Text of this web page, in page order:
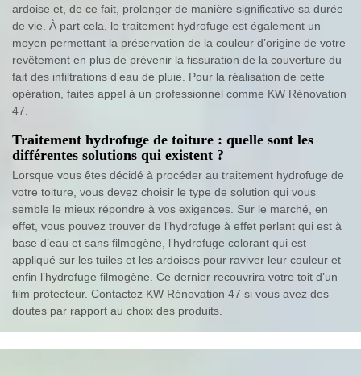
ardoise et, de ce fait, prolonger de manière significative sa durée
de vie. À part cela, le traitement hydrofuge est également un
moyen permettant la préservation de la couleur d’origine de votre
revêtement en plus de prévenir la fissuration de la couverture du
fait des infiltrations d’eau de pluie. Pour la réalisation de cette
opération, faites appel à un professionnel comme KW Rénovation
47.
Traitement hydrofuge de toiture : quelle sont les
différentes solutions qui existent ?
Lorsque vous êtes décidé à procéder au traitement hydrofuge de
votre toiture, vous devez choisir le type de solution qui vous
semble le mieux répondre à vos exigences. Sur le marché, en
effet, vous pouvez trouver de l’hydrofuge à effet perlant qui est à
base d’eau et sans filmogène, l’hydrofuge colorant qui est
appliqué sur les tuiles et les ardoises pour raviver leur couleur et
enfin l’hydrofuge filmogène. Ce dernier recouvrira votre toit d’un
film protecteur. Contactez KW Rénovation 47 si vous avez des
doutes par rapport au choix des produits.